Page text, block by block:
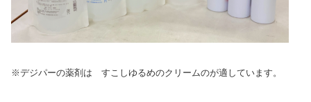
※デジパーの薬剤は すこしゆるめのクリームのが適しています。